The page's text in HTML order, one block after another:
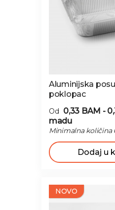
Aluminijska
poklopac
Od 0,33 BAM -
madu
Minimalna količina
Dodaj u
NOVO